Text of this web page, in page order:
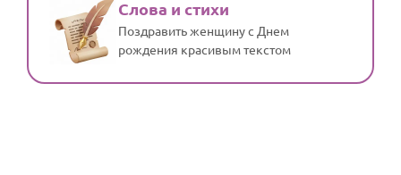
Слова и стихи
Поздравить женщину с Днем
рождения красивым текстом